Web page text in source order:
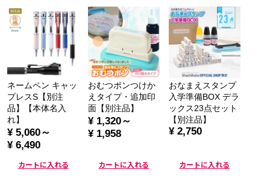
ネームペン キャッ
プレスS【別注
品】【本体名入
れ】
¥ 5,060～
¥ 6,490
カートに入れる
おむつポンつけか
えタイプ・追加印
面【別注品】
¥ 1,320～
¥ 1,958
カートに入れる
おなまえスタンプ
入学準備BOX デラ
ックス23点セット
【別注品】
¥ 2,750
カートに入れる